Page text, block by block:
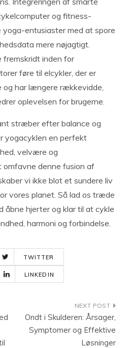
og fitness-
entusiaster med at spore
mere nøjagtigt.
inden for
føre til elcykler, der er
og har længere rækkevidde,
oplevelsen for brugerne.
stræber efter balance og
yogacyklen en perfekt
velvære og
denne fusion af
vi ikke blot et sundere liv
vores planet. Så lad os træde
åbne hjerter og klar til at cykle
harmoni og forbindelse.
TWITTER
LINKEDIN
Ondt i Skulderen: Årsager,
Symptomer og Effektive
Løsninger